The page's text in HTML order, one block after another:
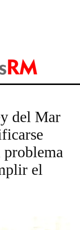
del Mar
problema
el